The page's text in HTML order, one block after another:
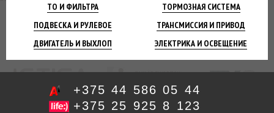
ТО И ФИЛЬТРА ТОРМОЗНАЯСИСТЕМА
ПОДВЕСКА И РУЛЕВОЕ ТРАНСМИССИЯ И ПРИВОД
ДВИГАТЕЛЬ И ВЫХЛОП ЭЛЕКТРИКА И ОСВЕЩЕНИЕ
+375 44 586 05 44
+375 25 925 8 123